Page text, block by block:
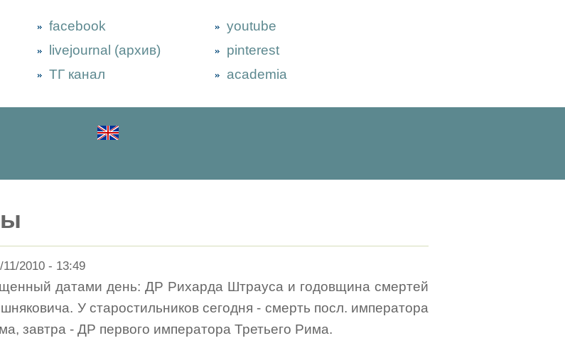
facebook
livejournal (архив)
ТГ канал
youtube
pinterest
academia
2010 - 13:49
датами день: ДР Рихарда Штрауса и годовщина смертей
У старостильников сегодня - смерть посл. императора
завтра - ДР первого императора Третьего Рима.